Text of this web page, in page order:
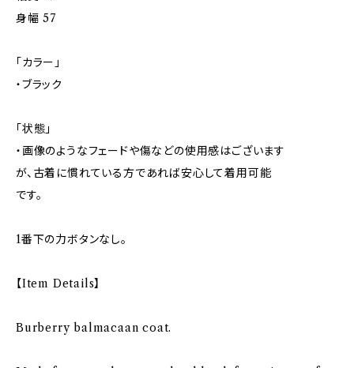
身幅 57
「カラー」
・ブラック
「状態」
・画像のようなフェードや傷などの使用感はございます
が、古着に慣れている方であれば安心して着用可能
です。
1番下の力ボタンなし。
【Item Details】
Burberry balmacaan coat.